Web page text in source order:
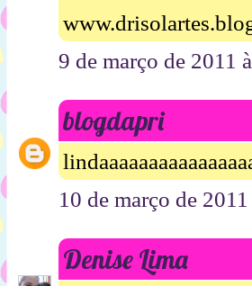
9 de março de 2011
blogdapri
10 de março de
Denise Lima